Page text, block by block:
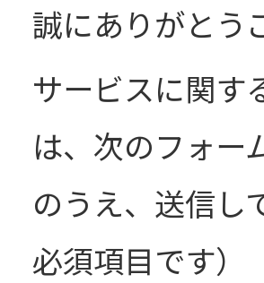
誠にありがとう
サービスに関す
は、次のフォー
のうえ、送信
必須項目です）